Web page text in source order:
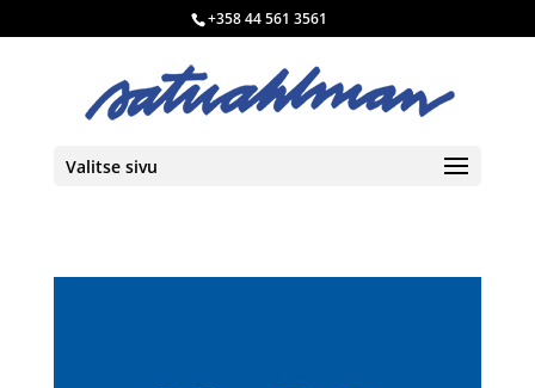
+358 44 561 3561
Valitse sivu